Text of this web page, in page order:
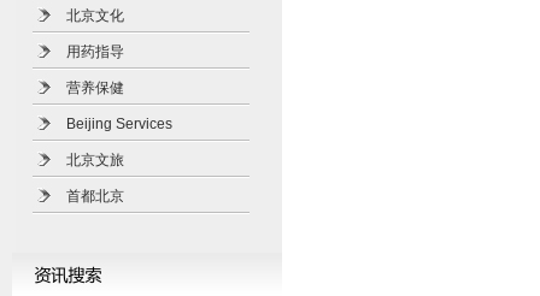
北京文化
用药指导
营养保健
Beijing Services
北京文旅
首都北京